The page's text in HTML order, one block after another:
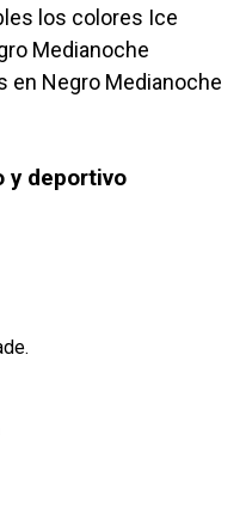
los colores Ice
Medianoche
en Negro Medianoche
y deportivo